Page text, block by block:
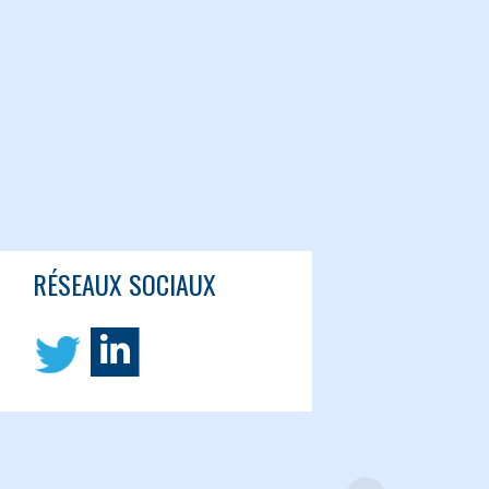
RÉSEAUX SOCIAUX